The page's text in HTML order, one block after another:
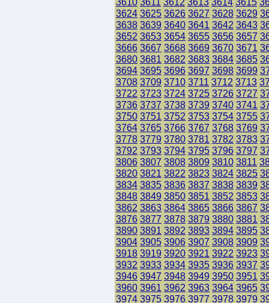
3624 3625 3626 3627 3628 3629
3638 3639 3640 3641 3642 3643
3652 3653 3654 3655 3656 3657
3666 3667 3668 3669 3670 3671
3680 3681 3682 3683 3684 3685
3694 3695 3696 3697 3698 3699
3708 3709 3710 3711 3712 3713
3722 3723 3724 3725 3726 3727
3736 3737 3738 3739 3740 3741
3750 3751 3752 3753 3754 3755
3764 3765 3766 3767 3768 3769
3778 3779 3780 3781 3782 3783
3792 3793 3794 3795 3796 3797
3806 3807 3808 3809 3810 3811
3820 3821 3822 3823 3824 3825
3834 3835 3836 3837 3838 3839
3848 3849 3850 3851 3852 3853
3862 3863 3864 3865 3866 3867
3876 3877 3878 3879 3880 3881
3890 3891 3892 3893 3894 3895
3904 3905 3906 3907 3908 3909
3918 3919 3920 3921 3922 3923
3932 3933 3934 3935 3936 3937
3946 3947 3948 3949 3950 3951
3960 3961 3962 3963 3964 3965
3974 3975 3976 3977 3978 3979